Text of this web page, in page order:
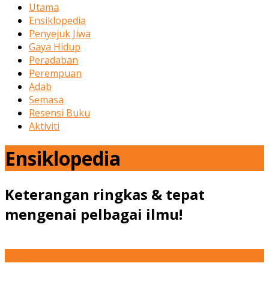
Utama
Ensiklopedia
Penyejuk Jiwa
Gaya Hidup
Peradaban
Perempuan
Adab
Semasa
Resensi Buku
Aktiviti
Ensiklopedia
Keterangan ringkas & tepat
mengenai pelbagai ilmu!